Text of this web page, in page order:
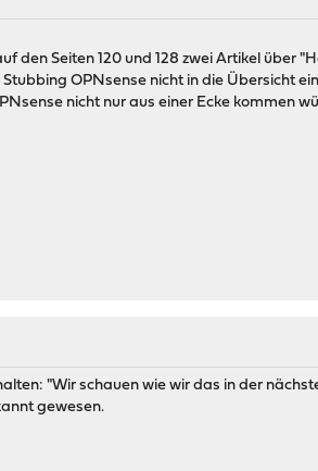
den Seiten 120 und 128 zwei Artikel über
OPNsense nicht in die Übersicht
nicht nur aus einer Ecke kommen
"Wir schauen wie wir das in der
gewesen.